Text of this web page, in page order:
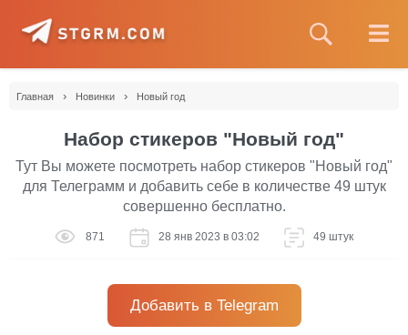
Главная › Новинки › Новый год
Набор стикеров "Новый год"
Тут Вы можете посмотреть набор стикеров "Новый год"
для Телеграмм и добавить себе в количестве 49 штук
совершенно бесплатно.
871 28 янв 2023 в 03:02 49 штук
Добавить в Telegram